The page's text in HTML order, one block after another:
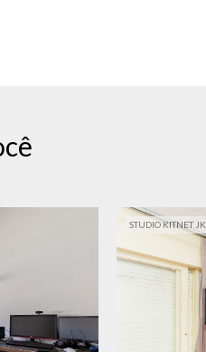
STUDIO KITNET JK